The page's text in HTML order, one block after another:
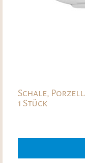
Schale,
1 Stück